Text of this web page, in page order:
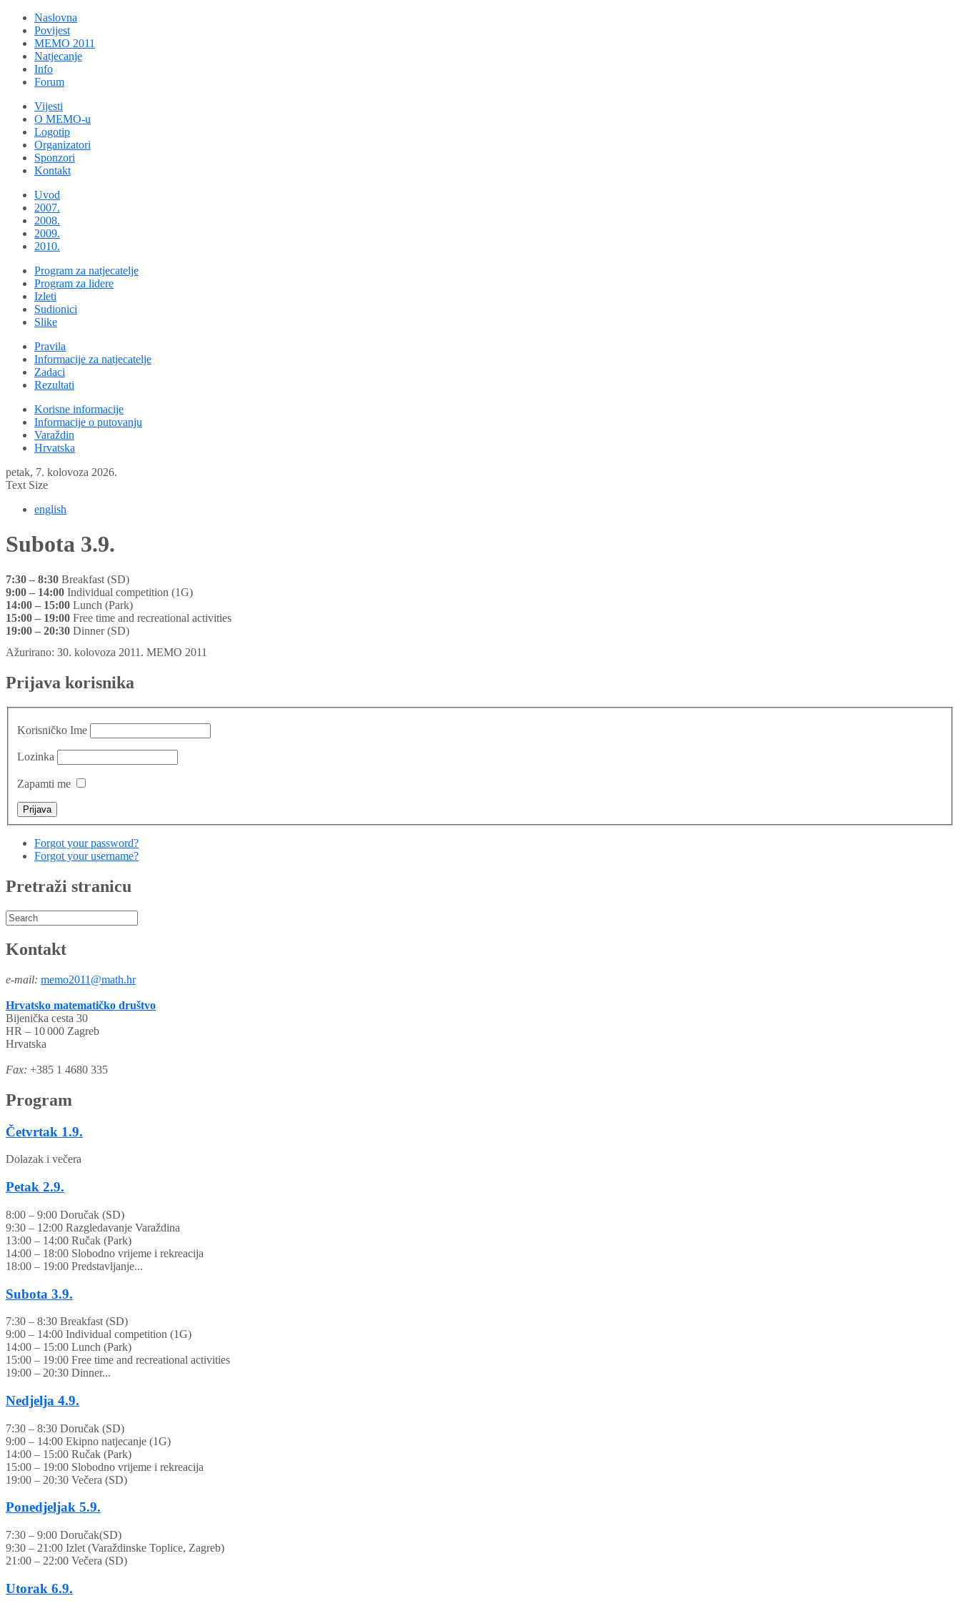
Naslovna
Povijest
MEMO 2011
Natjecanje
Info
Forum
Vijesti
O MEMO-u
Logotip
Organizatori
Sponzori
Kontakt
Uvod
2007.
2008.
2009.
2010.
Program za natjecatelje
Program za lidere
Izleti
Sudionici
Slike
Pravila
Informacije za natjecatelje
Zadaci
Rezultati
Korisne informacije
Informacije o putovanju
Varaždin
Hrvatska
petak, 7. kolovoza 2026.
Text Size
english
Subota 3.9.
7:30 – 8:30 Breakfast (SD)
9:00 – 14:00 Individual competition (1G)
14:00 – 15:00 Lunch (Park)
15:00 – 19:00 Free time and recreational activities
19:00 – 20:30 Dinner (SD)
Ažurirano: 30. kolovoza 2011. MEMO 2011
Prijava korisnika
Korisničko Ime
Lozinka
Zapamti me
Forgot your password?
Forgot your username?
Pretraži stranicu
Kontakt
e-mail: memo2011@math.hr
Hrvatsko matematičko društvo
Bijenička cesta 30
HR – 10 000 Zagreb
Hrvatska
Fax: +385 1 4680 335
Program
Četvrtak 1.9.
Dolazak i večera
Petak 2.9.
8:00 – 9:00 Doručak (SD)
9:30 – 12:00 Razgledavanje Varaždina
13:00 – 14:00 Ručak (Park)
14:00 – 18:00 Slobodno vrijeme i rekreacija
18:00 – 19:00 Predstavljanje...
Subota 3.9.
7:30 – 8:30 Breakfast (SD)
9:00 – 14:00 Individual competition (1G)
14:00 – 15:00 Lunch (Park)
15:00 – 19:00 Free time and recreational activities
19:00 – 20:30 Dinner...
Nedjelja 4.9.
7:30 – 8:30 Doručak (SD)
9:00 – 14:00 Ekipno natjecanje (1G)
14:00 – 15:00 Ručak (Park)
15:00 – 19:00 Slobodno vrijeme i rekreacija
19:00 – 20:30 Večera (SD)
Ponedjeljak 5.9.
7:30 – 9:00 Doručak(SD)
9:30 – 21:00 Izlet (Varaždinske Toplice, Zagreb)
21:00 – 22:00 Večera (SD)
Utorak 6.9.